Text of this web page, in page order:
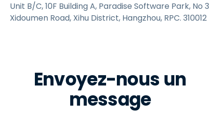
Unit B/C, 10F Building A, Paradise Software Park, No 3
Xidoumen Road, Xihu District, Hangzhou, RPC. 310012
Envoyez-nous un
message